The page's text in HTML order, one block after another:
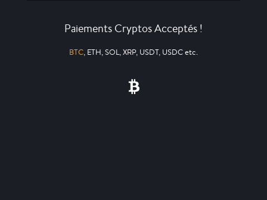
Paiements Cryptos Acceptés !
BTC, ETH, SOL, XRP, USDT, USDC etc.